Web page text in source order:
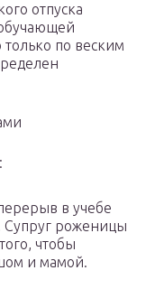
отпуска
по веским
в учебе
Супруг роженицы
чтобы
и мамой.